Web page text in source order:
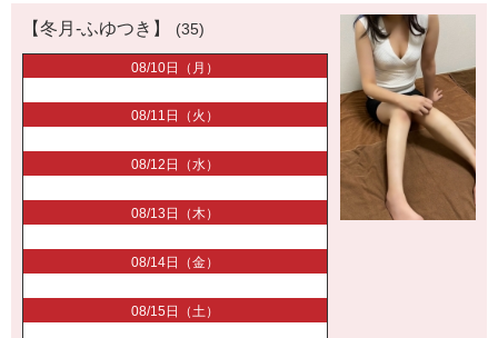
【冬月-ふゆつき】 (35)
08/10日（月）
08/11日（火）
08/12日（水）
08/13日（木）
08/14日（金）
08/15日（土）